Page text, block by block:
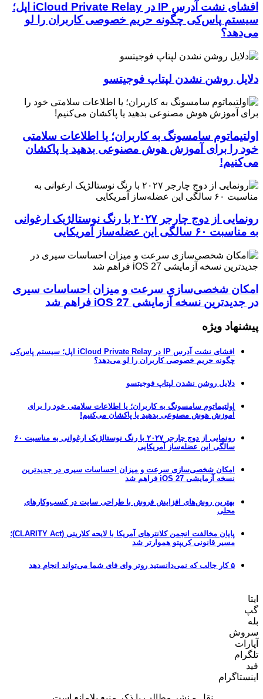
افشای نشت آدرس IP در iCloud Private Relay اپل؛
سیستم پاس‌کی چگونه حریم خصوصی کاربران را لو
می‌دهد؟
دلایل روشن نشدن لپتاپ فوجیتسو
اولتیماتوم سامسونگ به کاربران؛ یا اطلاعات سلامتی
خود را برای آموزش هوش مصنوعی بدهید یا پاکشان
می‌کنیم!
رونمایی از دوج چارجر ۲۰۲۷ با رنگ نوستالژیک ارغوانی
به مناسبت ۶۰ سالگی این عضله‌ساز آمریکایی
امکان شخصی‌سازی سرعت و میزان احساسات سیری
در جدیدترین نسخه آزمایشی iOS 27 فراهم شد
پیشنهاد ویژه
افشای نشت آدرس IP در iCloud Private Relay اپل؛ سیستم پاس‌کی
چگونه حریم خصوصی کاربران را لو می‌دهد؟
دلایل روشن نشدن لپتاپ فوجیتسو
اولتیماتوم سامسونگ به کاربران؛ یا اطلاعات سلامتی خود را برای
آموزش هوش مصنوعی بدهید یا پاکشان می‌کنیم!
رونمایی از دوج چارجر ۲۰۲۷ با رنگ نوستالژیک ارغوانی به مناسبت ۶۰
سالگی این عضله‌ساز آمریکایی
امکان شخصی‌سازی سرعت و میزان احساسات سیری در جدیدترین
نسخه آزمایشی iOS 27 فراهم شد
بهترین روش‌های افزایش فروش با طراحی سایت در کسب‌وکارهای
محلی
پایان مخالفت انجمن کلانترهای آمریکا با لایحه کلاریتی (CLARITY Act)؛
مسیر قانونی کریپتو هموارتر شد
۵ کار جالب که نمی‌دانستید روتر وای فای شما می‌تواند انجام دهد
ایتا
گپ
بله
سروش
آپارات
تلگرام
فید
اینستاگرام